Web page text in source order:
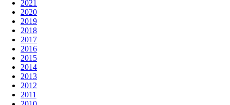
2021
2020
2019
2018
2017
2016
2015
2014
2013
2012
2011